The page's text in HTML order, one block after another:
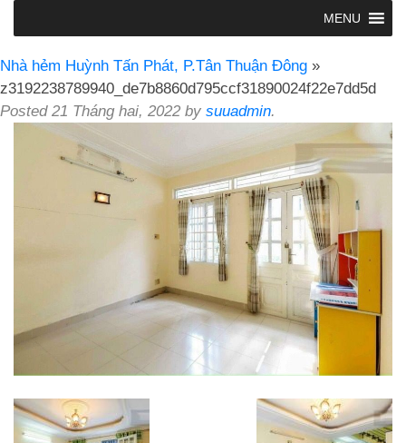
MENU
Nhà hẻm Huỳnh Tấn Phát, P.Tân Thuận Đông »
z3192238789940_de7b8860d795ccf31890024f22e7dd5d
Posted 21 Tháng hai, 2022 by suuadmin.